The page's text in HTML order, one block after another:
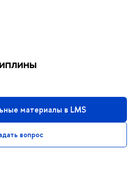
материалы в LMS
вопрос